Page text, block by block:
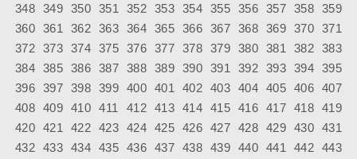
348 349 350 351 352 353 354 355 356 357 358 359
360 361 362 363 364 365 366 367 368 369 370 371
372 373 374 375 376 377 378 379 380 381 382 383
384 385 386 387 388 389 390 391 392 393 394 395
396 397 398 399 400 401 402 403 404 405 406 407
408 409 410 411 412 413 414 415 416 417 418 419
420 421 422 423 424 425 426 427 428 429 430 431
432 433 434 435 436 437 438 439 440 441 442 443